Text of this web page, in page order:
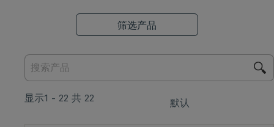
筛选产品
显示1 - 22 共 22